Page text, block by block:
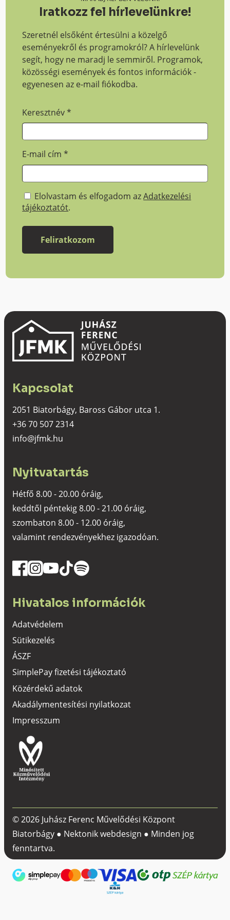
Iratkozz fel hírlevelünkre!
Szeretnél elsőként értesülni a közelgő
eseményekről és programokról? A hírlevelünk
segít, hogy ne maradj le semmiről. Programok,
közösségi események és fontos információk -
egyenesen az e-mail fiókodba.
Keresztnév*
E-mail cím*
Elolvastam és elfogadom azAdatkezelési
tájékoztatót.
Kapcsolat
2051 Biatorbágy, Baross Gábor utca 1.
+36 70 507 2314
info@jfmk.hu
Nyitvatartás
Hétfő 8.00 - 20.00 óráig,
keddtől péntekig 8.00 - 21.00 óráig,
szombaton 8.00 - 12.00 óráig,
valamint rendezvényekhez igazodóan.
Hivatalos információk
Adatvédelem
Sütikezelés
ÁSZF
SimplePay fizetési tájékoztató
Közérdekű adatok
Akadálymentesítési nyilatkozat
Impresszum
© 2026 Juhász Ferenc Művelődési Központ
Biatorbágy ● Nektonik webdesign ● Minden jog
fenntartva.